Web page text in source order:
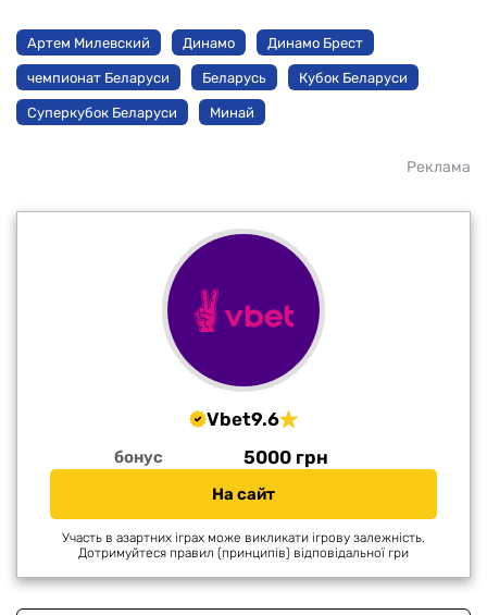
Артем Милевский Динамо Динамо Брест
чемпионат Беларуси Беларусь Кубок Беларуси
Суперкубок Беларуси Минай
Реклама
Vbet9.6
бонус 5000 грн
На сайт
Участь в азартних іграх може викликати ігрову залежність.
Дотримуйтеся правил (принципів) відповідальної гри